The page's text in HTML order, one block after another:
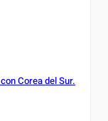
Corea del Sur.